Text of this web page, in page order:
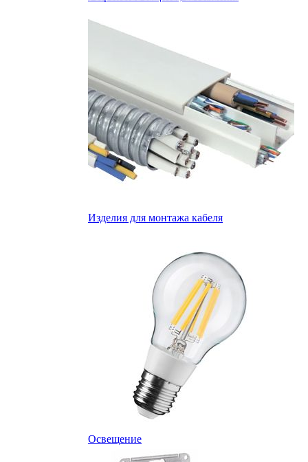
Изделия для монтажа кабеля
Освещение